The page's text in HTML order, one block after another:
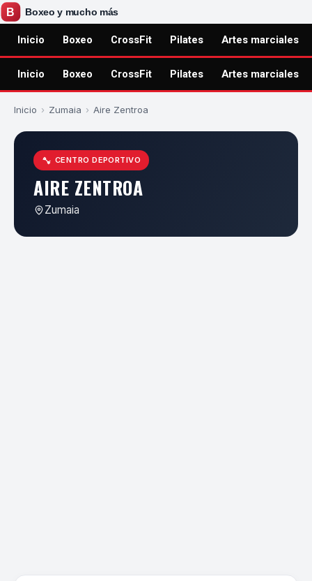
Inicio Boxeo CrossFit Pilates Artes marciales
Inicio Boxeo CrossFit Pilates Artes marciales
Inicio › Zumaia › Aire Zentroa
CENTRO DEPORTIVO
AIRE ZENTROA
Zumaia